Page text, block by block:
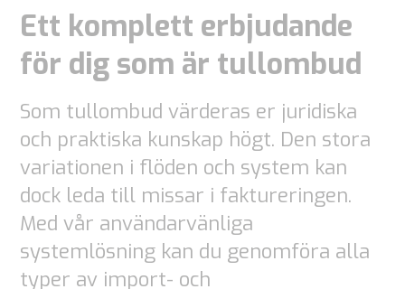
Ett komplett erbjudande
för dig som är tullombud
Som tullombud värderas er juridiska
och praktiska kunskap högt. Den stora
variationen i flöden och system kan
dock leda till missar i faktureringen.
Med vår användarvänliga
systemlösning kan du genomföra alla
typer av import- och
Nödvändiga
Dessa